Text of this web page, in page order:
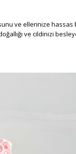
ve ellerinize hassas
ve cildinizi